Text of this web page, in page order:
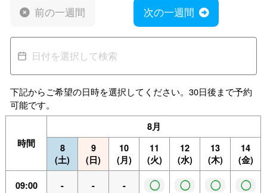
前の一週間 次の一週間
下記からご希望の日時を選択してください。30日後まで予約
可能です。
時間
8月
8
(土)
9
(日)
10
(月)
11
(火)
12
(水)
13
(木)
14
(金)
09:00 - - - ◯ ◯ ◯ ◯